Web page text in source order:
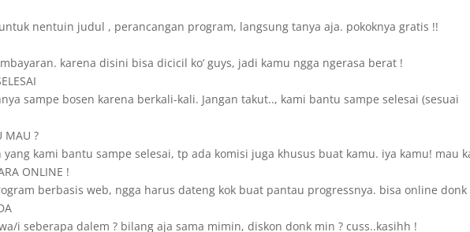
nentuin judul , perancangan program, langsung tanya aja. pokoknya gratis !!
karena disini bisa dicicil ko’ guys, jadi kamu ngga ngerasa berat !
sampe bosen karena berkali-kali. Jangan takut.., kami bantu sampe selesai (sesuai
MAU ?
kami bantu sampe selesai, tp ada komisi juga khusus buat kamu. iya kamu! mau
ONLINE !
berbasis web, ngga harus dateng kok buat pantau progressnya. bisa online donk
i seberapa dalem ? bilang aja sama mimin, diskon donk min ? cuss..kasihh !